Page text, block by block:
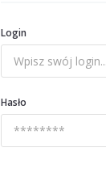
Login
Hasło